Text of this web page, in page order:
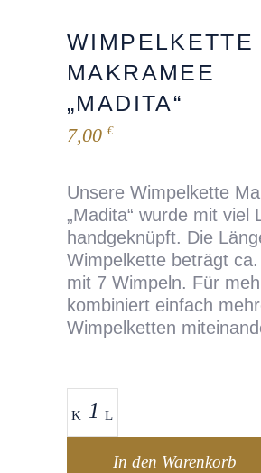
WIMPELKETTE
MAKRAMEE
„MADITA“
7,00 €
Unsere Wimpelkette
„Madita“ wurde mit viel
handgeknüpft. Die
Wimpelkette beträgt
mit 7 Wimpeln. Für
kombiniert einfach
Wimpelketten
In den Warenkorb